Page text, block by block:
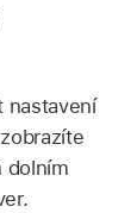
nastavení
dolním